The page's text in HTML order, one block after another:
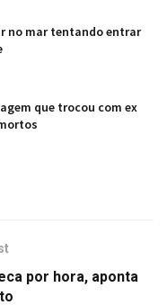
no mar tentando entrar
que trocou com ex
por hora, aponta